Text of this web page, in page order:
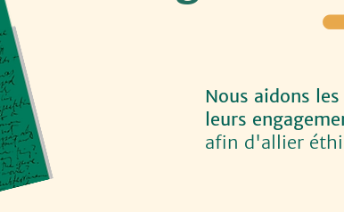
Nous aidons
leurs
afin d'allier